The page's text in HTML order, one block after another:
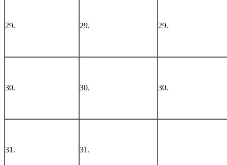
29. 29. 29.
30. 30. 30.
31. 31.